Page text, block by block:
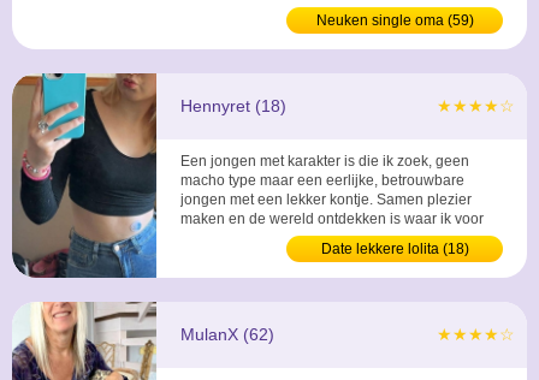
Dominante vrouw die een sub zoekt die hier ook
Neuken single oma (59)
★★★★☆
Hennyret (18)
Een jongen met karakter is die ik zoek, geen
macho type maar een eerlijke, betrouwbare
jongen met een lekker kontje. Samen plezier
maken en de wereld ontdekken is waar ik voor
Date lekkere lolita (18)
★★★★☆
MulanX (62)